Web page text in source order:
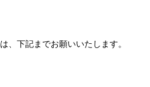
、下記までお願いいたします。